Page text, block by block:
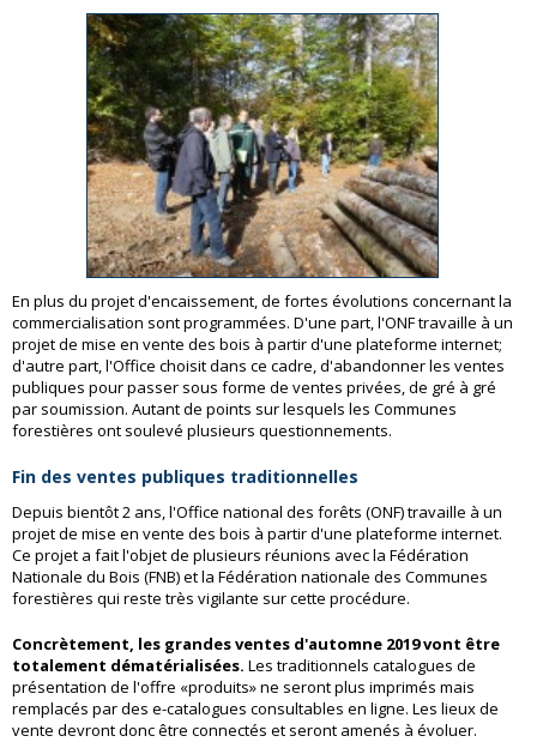
En plus du projet d'encaissement, de fortes évolutions concernant la
commercialisation sont programmées. D'une part, l'ONF travaille à un
projet de mise en vente des bois à partir d'une plateforme internet;
d'autre part, l'Office choisit dans ce cadre, d'abandonner les ventes
publiques pour passer sous forme de ventes privées, de gré à gré
par soumission. Autant de points sur lesquels les Communes
forestières ont soulevé plusieurs questionnements.
Fin des ventes publiques traditionnelles
Depuis bientôt 2 ans, l'Office national des forêts (ONF) travaille à un
projet de mise en vente des bois à partir d'une plateforme internet.
Ce projet a fait l'objet de plusieurs réunions avec la Fédération
Nationale du Bois (FNB) et la Fédération nationale des Communes
forestières qui reste très vigilante sur cette procédure.
Concrètement, les grandes ventes d'automne 2019 vont être
totalement dématérialisées. Les traditionnels catalogues de
présentation de l'offre «produits» ne seront plus imprimés mais
remplacés par des e-catalogues consultables en ligne. Les lieux de
vente devront donc être connectés et seront amenés à évoluer.